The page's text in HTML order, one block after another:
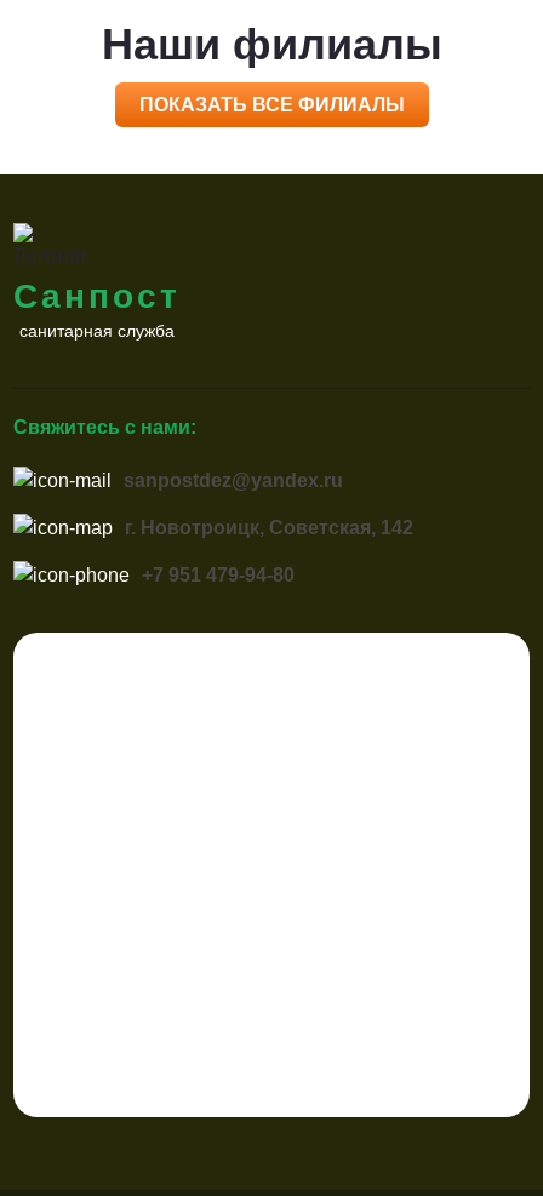
Наши филиалы
ПОКАЗАТЬ ВСЕ ФИЛИАЛЫ
Санпост
санитарная служба
Свяжитесь с нами:
sanpostdez@yandex.ru
г. Новотроицк, Советская, 142
+7 951 479-94-80